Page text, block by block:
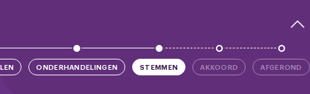
ONDERHANDELINGEN STEMMEN AKKOORD AFGEROND